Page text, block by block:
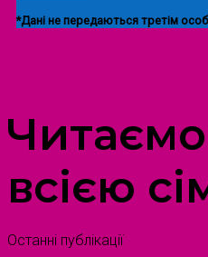
*Дані не передаються третім
Читаємо
всією
Останні публікації